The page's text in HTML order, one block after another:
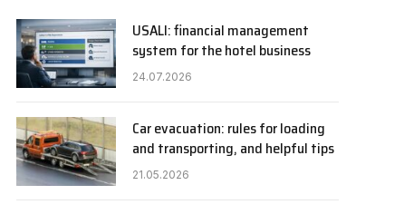
USALI: financial management
system for the hotel business
24.07.2026
Car evacuation: rules for loading
and transporting, and helpful tips
21.05.2026